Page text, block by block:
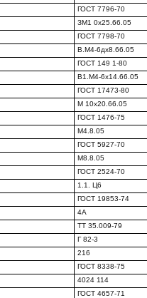
ГОСТ 7796-70
ЗМ1 0x25.66.05
ГОСТ 7798-70
В.М4-6дх8.66.05
ГОСТ 149 1-80
В1.М4-6х14.66.05
ГОСТ 17473-80
М 10x20.66.05
ГОСТ 1476-75
М4.8.05
ГОСТ 5927-70
М8.8.05
ГОСТ 2524-70
1.1. Ц6
ГОСТ 19853-74
4А
ТТ 35.009-79
Г 82-3
216
ГОСТ 8338-75
4024 114
ГОСТ 4657-71